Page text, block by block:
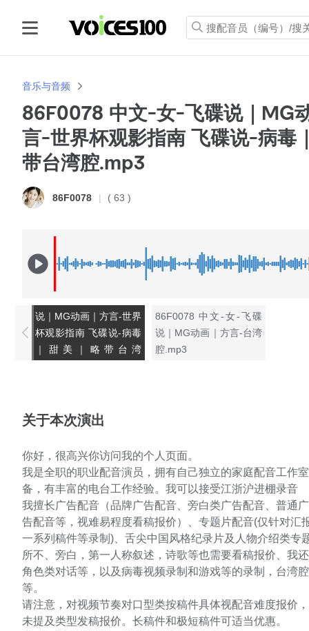
音乐与音频
86F0078 中文-女-飞碟说｜MG
言-世界杯观影指南 飞碟说-病毒
带台湾腔.mp3
86F0078 ( 63 )
说｜MG动画｜方言-世界
杯观影指南 飞碟说-病毒
｜甜美｜略带台湾
86F0078 中文-女-飞碟
说｜MG动画｜方言-台湾
腔.mp3
关于本次演出
你好，很高兴你访问我的个人页面。
我是全职的职业配音演员，拥有自己独立的家庭配音工作
备，有丰富的电台工作经验。我可以接受江浙沪进棚录音
我擅长广告配音（品牌广告配音、旁白类广告配音、普通
告配音等，视难易程度看稿报价）、专题片配音(仅针对汇
一系列稿件等录制)、舌尖中国风格纪录片及人物介绍类专
所不、旁白，第一人称叙述，诗歌等也需要看稿报价、我
角色类对话等，以及病毒视频录制和游戏等的录制，台湾
等。
请注意，对视频节奏对口型类按稿件具体视配音难度报价
未提及类型发稿报价。长稿件和极短稿件可适当优惠。